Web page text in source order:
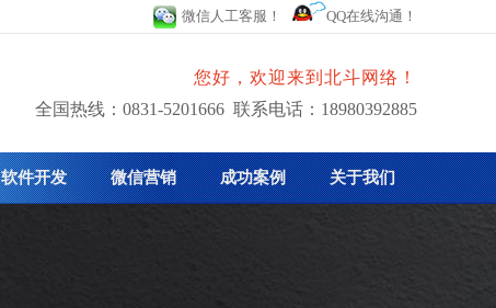
微信人工客服！ QQ在线沟通！
您好，欢迎来到北斗网络！
全国热线：0831-5201666 联系电话：18980392885
软件开发 微信营销 成功案例 关于我们